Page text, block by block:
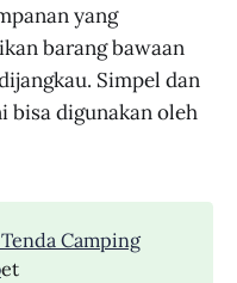
yang
barang bawaan
Simpel dan
bisa digunakan oleh
Camping
et